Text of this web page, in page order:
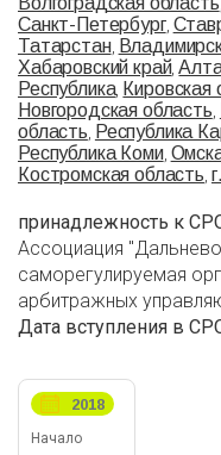
Санкт-Петербург,
Татарстан,
Хабаровский край,
Республика, Кировская
Новгородская область,
область, Республика
Республика Коми,
Костромская область,
принадлежность к
Ассоциация
саморегулируемая
арбитражных
Дата вступления в
Начало
2018